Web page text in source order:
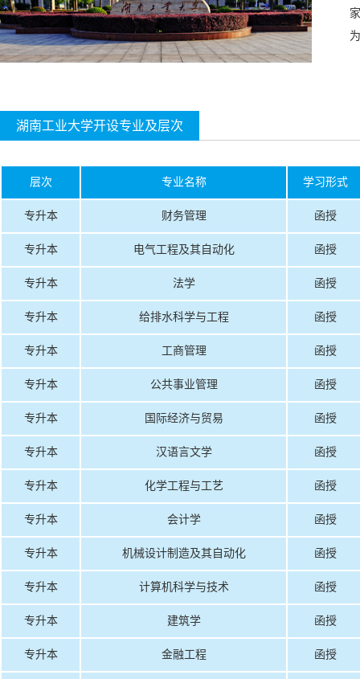
湖南工业大学开设专业及层次
层次 专业名称 学习形式
专升本 财务管理 函授
专升本 电气工程及其自动化 函授
专升本 法学 函授
专升本 给排水科学与工程 函授
专升本 工商管理 函授
专升本 公共事业管理 函授
专升本 国际经济与贸易 函授
专升本 汉语言文学 函授
专升本 化学工程与工艺 函授
专升本 会计学 函授
专升本 机械设计制造及其自动化 函授
专升本 计算机科学与技术 函授
专升本 建筑学 函授
专升本 金融工程 函授